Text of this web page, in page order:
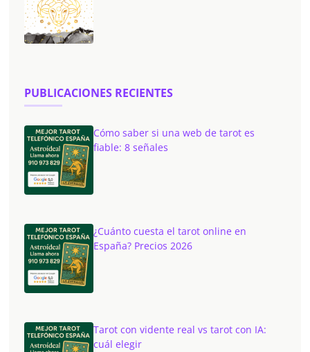
PUBLICACIONES RECIENTES
Cómo saber si una web de tarot es
fiable: 8 señales
¿Cuánto cuesta el tarot online en
España? Precios 2026
Tarot con vidente real vs tarot con IA:
cuál elegir